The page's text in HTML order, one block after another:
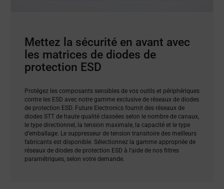
Mettez la sécurité en avant avec
les matrices de diodes de
protection ESD
Protégez les composants sensibles de vos outils et périphériques
contre les ESD avec notre gamme exclusive de réseaux de diodes
de protection ESD. Future Electronics fournit des réseaux de
diodes STT de haute qualité classées selon le nombre de canaux,
le type directionnel, la tension maximale, la capacité et le type
d’emballage. Le suppresseur de tension transitoire des meilleurs
fabricants est disponible. Sélectionnez la gamme appropriée de
réseaux de diodes de protection ESD à l’aide de nos filtres
paramétriques, selon votre demande.